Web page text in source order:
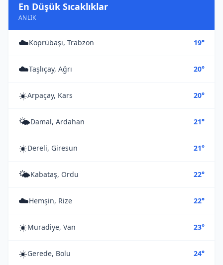
En Düşük Sıcaklıklar
ANLIK
☁️Köprübaşı, Trabzon 19°
☁️Taşlıçay, Ağrı 20°
☀️Arpaçay, Kars 20°
🌤️Damal, Ardahan 21°
☀️Dereli, Giresun 21°
🌤️Kabataş, Ordu 22°
☁️Hemşin, Rize 22°
☀️Muradiye, Van 23°
☀️Gerede, Bolu 24°